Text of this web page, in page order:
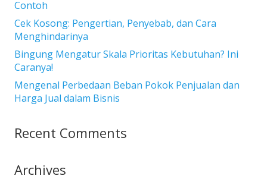
Contoh
Cek Kosong: Pengertian, Penyebab, dan Cara
Menghindarinya
Bingung Mengatur Skala Prioritas Kebutuhan? Ini
Caranya!
Mengenal Perbedaan Beban Pokok Penjualan dan
Harga Jual dalam Bisnis
Recent Comments
Archives